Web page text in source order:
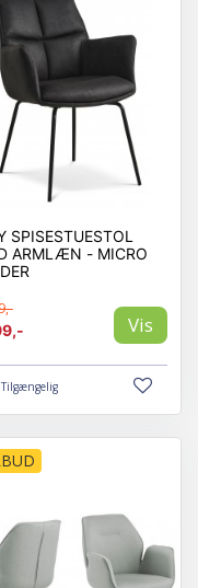
SPISESTUESTOL
ARMLÆN - MICRO
Vis
Tilgængelig